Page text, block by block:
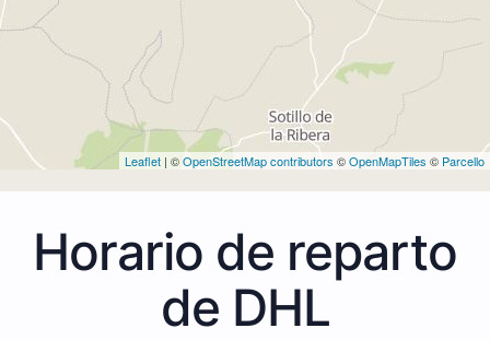
Leaflet | ©OpenStreetMap contributors ©OpenMapTiles © Parcello
Horario de reparto
de DHL